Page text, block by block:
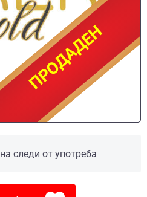
ПРОДАДЕН
ПРОДАДЕН
следи от употреба